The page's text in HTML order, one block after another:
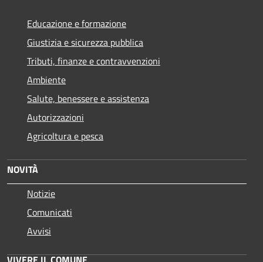
Educazione e formazione
Giustizia e sicurezza pubblica
Tributi, finanze e contravvenzioni
Ambiente
Salute, benessere e assistenza
Autorizzazioni
Agricoltura e pesca
NOVITÀ
Notizie
Comunicati
Avvisi